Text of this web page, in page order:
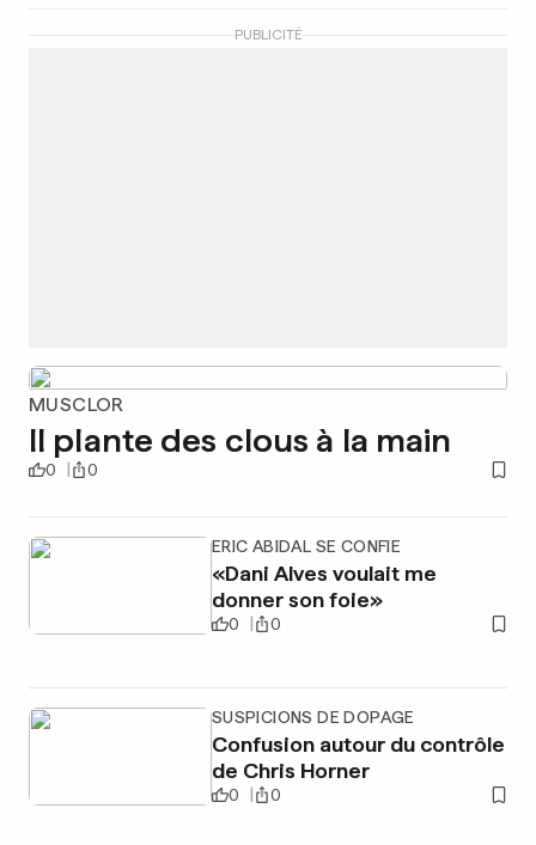
PUBLICITÉ
MUSCLOR
Il plante des clous à la main
0 0
ERIC ABIDAL SE CONFIE
«Dani Alves voulait me
donner son foie»
0 0
SUSPICIONS DE DOPAGE
Confusion autour du contrôle
de Chris Horner
0 0